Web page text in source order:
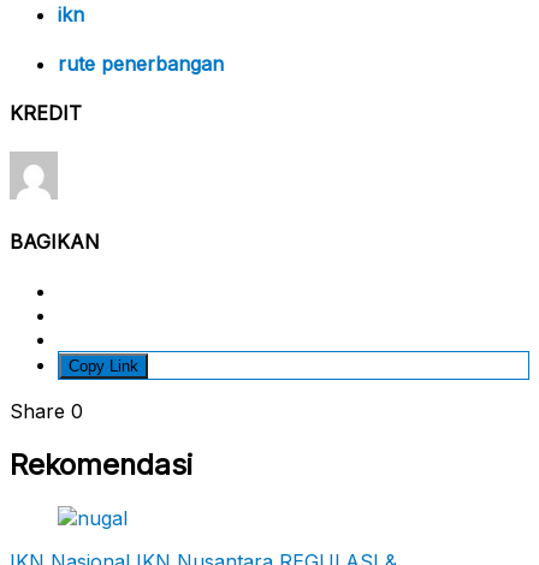
ikn
rute penerbangan
KREDIT
BAGIKAN
Copy Link
Share 0
Rekomendasi